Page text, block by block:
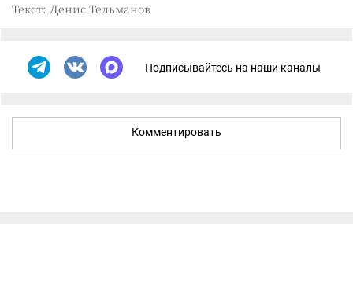
Текст: Денис Тельманов
Подписывайтесь на наши каналы
Комментировать